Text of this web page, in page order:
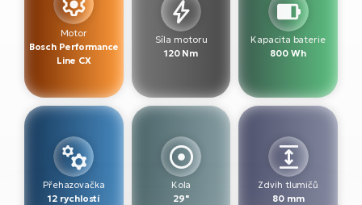
Motor
Bosch Performance
Line CX
Síla motoru
120 Nm
Kapacita baterie
800 Wh
Přehazovačka
12 rychlostí
Kola
29"
Zdvih tlumičů
80 mm